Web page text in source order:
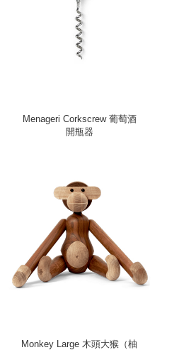
Menageri Corkscrew 葡萄酒
開瓶器
Monkey Large 木頭大猴（柚